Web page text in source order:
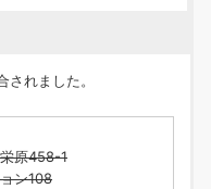
されました。
原458-1
ン108